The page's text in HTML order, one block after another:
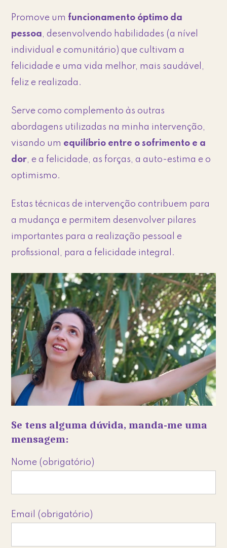
Promove um funcionamento óptimo da
pessoa, desenvolvendo habilidades (a nível
individual e comunitário) que cultivam a
felicidade e uma vida melhor, mais saudável,
feliz e realizada.
Serve como complemento às outras
abordagens utilizadas na minha intervenção,
visando um equilíbrio entre o sofrimento e a
dor, e a felicidade, as forças, a auto-estima e o
optimismo.
Estas técnicas de intervenção contribuem para
a mudança e permitem desenvolver pilares
importantes para a realização pessoal e
profissional, para a felicidade integral.
Se tens alguma dúvida, manda-me uma
mensagem:
Nome (obrigatório)
Email (obrigatório)